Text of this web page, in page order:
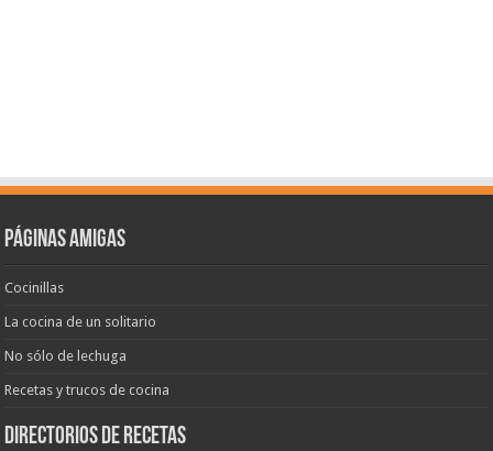
Páginas amigas
Cocinillas
La cocina de un solitario
No sólo de lechuga
Recetas y trucos de cocina
Directorios de recetas